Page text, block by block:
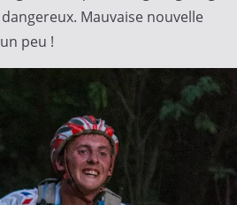
Mauvaise nouvelle
peu !